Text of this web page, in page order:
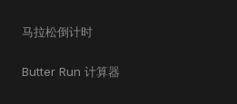
马拉松倒计时
Butter Run 计算器